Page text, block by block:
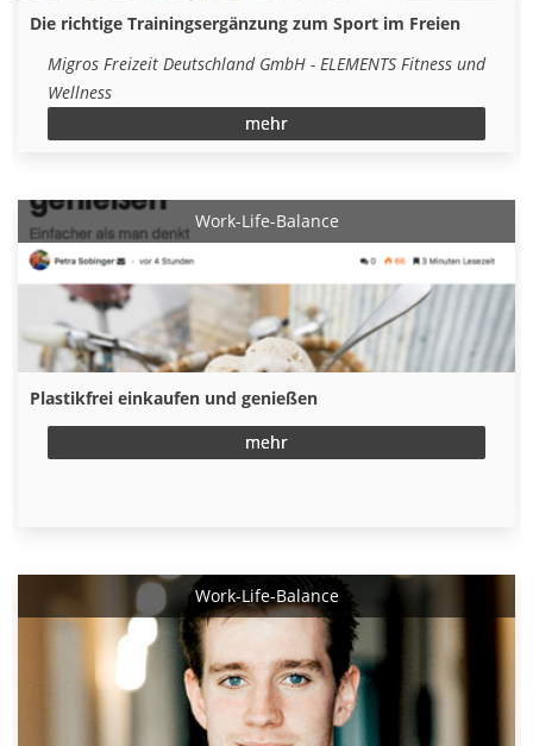
Die richtige Trainingsergänzung zum Sport im Freien
Migros Freizeit Deutschland GmbH - ELEMENTS Fitness und
Wellness
mehr
Work-Life-Balance
Plastikfrei einkaufen und genießen
mehr
Work-Life-Balance